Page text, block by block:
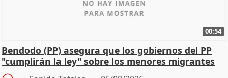
00:54
Bendodo (PP) asegura que los gobiernos del PP
"cumplirán la ley" sobre los menores migrantes